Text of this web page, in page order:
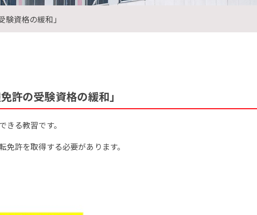
資格の緩和」
許の受験資格の緩和」
る教習です。
許を取得する必要があります。